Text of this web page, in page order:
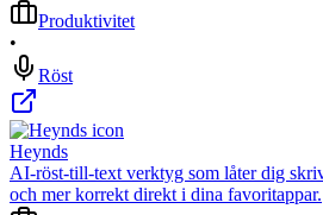
Produktivitet
•
Röst
Heynds
AI-röst-till-text verktyg som låter dig
och mer korrekt direkt i dina favoritappar.